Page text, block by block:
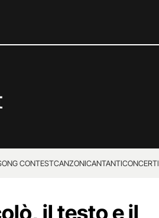
CONTESTCANZONICANTANTICONCERTI
il testo e il